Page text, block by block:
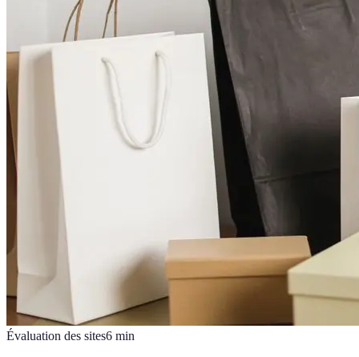
Évaluation des sites6 min